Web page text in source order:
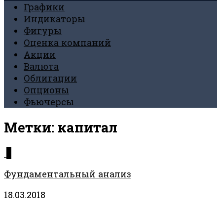
Графики
Индикаторы
Фигуры
Оценка компаний
Акции
Валюта
Облигации
Опционы
Фьючерсы
Метки: капитал
Фундаментальный анализ
18.03.2018